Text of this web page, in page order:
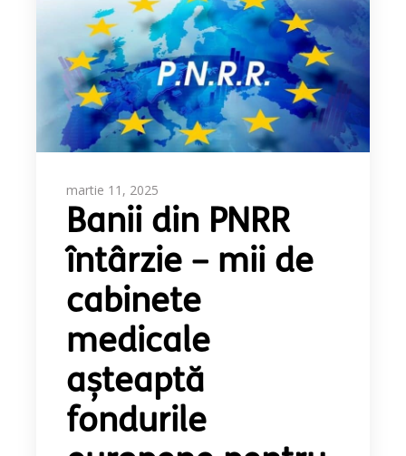
martie 11, 2025
Banii din PNRR
întârzie – mii de
cabinete
medicale
așteaptă
fondurile